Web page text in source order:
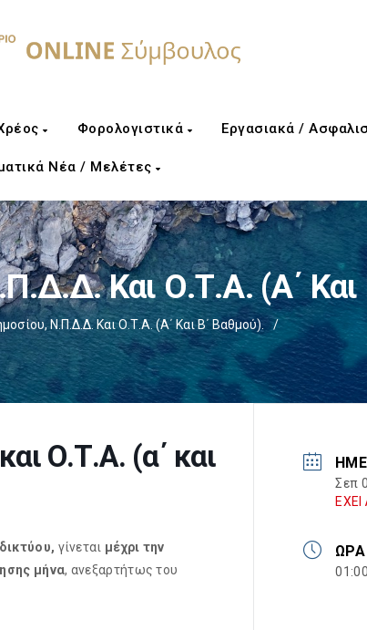
Φορολογιστικά Εργασιακά /
Νέα / Μελέτες
Και Ο.Τ.Α. (α΄ Και
Ν.Π.Δ.Δ. Και Ο.Τ.Α. (α΄ Και Β΄ Βαθμού). /
Ο.Τ.Α. (α΄ και
γίνεται μέχρι την
μήνα, ανεξαρτήτως του
Σεπ
ΕΧΕΙ
ΏΡΑ